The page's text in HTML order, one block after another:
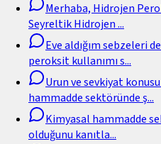
Merhaba, Hidrojen
Seyreltik Hidrojen...
Eve aldığım sebzeleri
peroksit kullanımı s...
Urun ve sevkiyat
hammadde sektöründe ş...
Kimyasal hammadde
olduğunu kanıtla...